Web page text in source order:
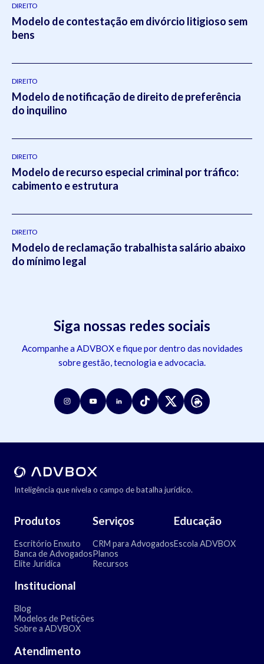
DIREITO
Modelo de contestação em divórcio litigioso sem
bens
DIREITO
Modelo de notificação de direito de preferência
do inquilino
DIREITO
Modelo de recurso especial criminal por tráfico:
cabimento e estrutura
DIREITO
Modelo de reclamação trabalhista salário abaixo
do mínimo legal
Siga nossas redes sociais
Acompanhe a ADVBOX e fique por dentro das novidades
sobre gestão, tecnologia e advocacia.
Inteligência que nivela o campo de batalha jurídico.
Produtos
Escritório Enxuto
Banca de Advogados
Elite Jurídica
Serviços
CRM para Advogados
Planos
Recursos
Educação
Escola ADVBOX
Institucional
Blog
Modelos de Petições
Sobre a ADVBOX
Atendimento